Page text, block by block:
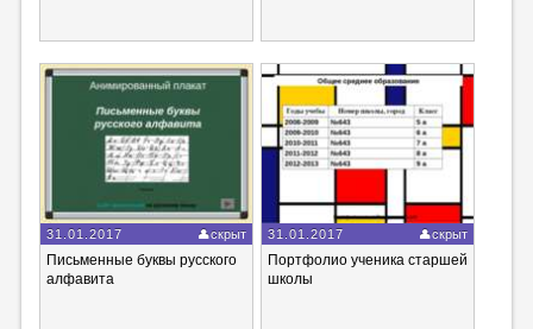
31.01.2017 скрыт
Письменные буквы русского
алфавита
31.01.2017 скрыт
Портфолио ученика старшей
школы